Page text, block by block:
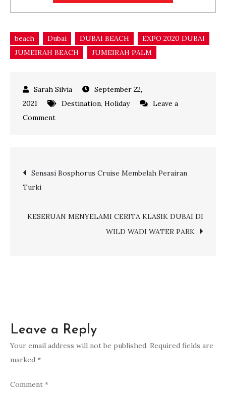
beach Dubai DUBAI BEACH
EXPO 2020 DUBAI
JUMEIRAH BEACH
JUMEIRAH PALM
September 22,
2021
Destination, Holiday
Leave a
Commenton
Post
Sensasi Bosphorus Cruise Membelah Perairan
Turki
KESERUAN MENYELAMI CERITA KLASIK DUBAI DI
WILD WADI WATER PARK
Leave a Reply
Your email address will not be published. Required fields are
marked *
Comment *